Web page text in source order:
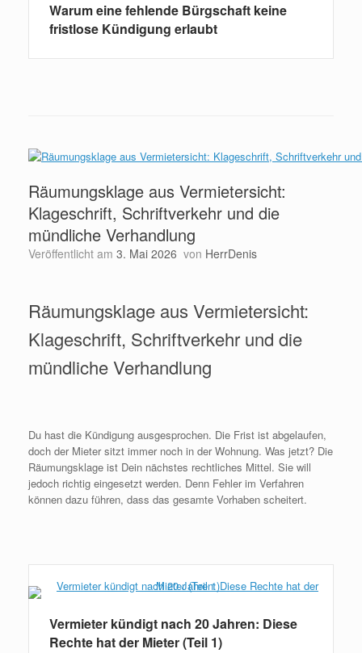
Warum eine fehlende Bürgschaft keine
fristlose Kündigung erlaubt
Räumungsklage aus Vermietersicht:
Klageschrift, Schriftverkehr und die
mündliche Verhandlung
Veröffentlicht am 3. Mai 2026 von HerrDenis
Räumungsklage aus Vermietersicht:
Klageschrift, Schriftverkehr und die
mündliche Verhandlung
Du hast die Kündigung ausgesprochen. Die Frist ist abgelaufen,
doch der Mieter sitzt immer noch in der Wohnung. Was jetzt? Die
Räumungsklage ist Dein nächstes rechtliches Mittel. Sie will
jedoch richtig eingesetzt werden. Denn Fehler im Verfahren
können dazu führen, dass das gesamte Vorhaben scheitert.
Vermieter kündigt nach 20 Jahren: Diese
Rechte hat der Mieter (Teil 1)